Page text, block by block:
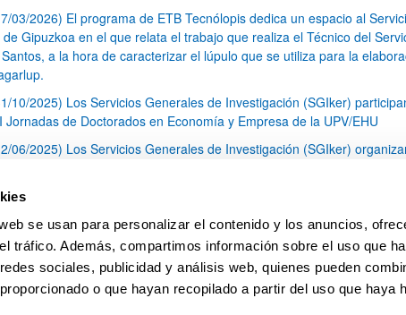
se usan para personalizar el contenido y los anuncios,
tráfico. Además, compartimos información sobre el uso que
sociales, publicidad y análisis web, quienes pueden
o que hayan recopilado a partir del uso que haya
03/2026) El programa de ETB Tecnólopis dedica un espacio al
de Gipuzkoa en el que relata el trabajo que realiza el Técnico del
a la hora de caracterizar el lúpulo que se utiliza para la
10/2025) Los Servicios Generales de Investigación (SGIker)
Jornadas de Doctorados en Economía y Empresa de la UPV/EHU
06/2025) Los Servicios Generales de Investigación (SGIker)
química de dos variedades de lúpulo silvestre
Página
1 Página
2 Página
3 ...
Páginas intermedias Use TAB
Página
79